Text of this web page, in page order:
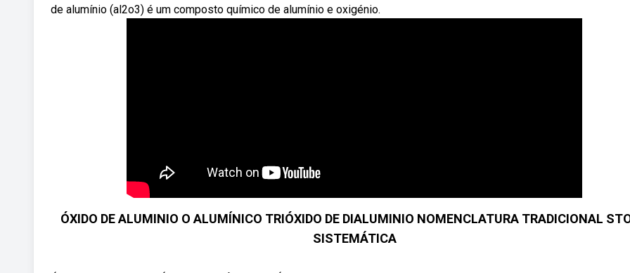
de alumínio (al2o3) é um composto químico de alumínio e oxigénio.
ÓXIDO DE ALUMINIO O ALUMÍNICO TRIÓXIDO DE DIALUMINIO NOMENCLATURA TRADICIONAL
SISTEMÁTICA